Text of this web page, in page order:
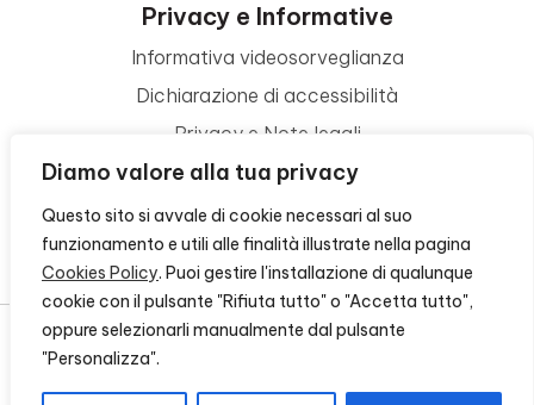
Diamo valore alla tua privacy
Questo sito si avvale di cookie necessari al suo
funzionamento e utili alle finalità illustrate nella pagina
Cookies Policy. Puoi gestire l'installazione di qualunque
cookie con il pulsante "Rifiuta tutto" o "Accetta tutto",
oppure selezionarli manualmente dal pulsante
"Personalizza".
Privacy e Informative
Informativa videosorveglianza
Dichiarazione di accessibilità
Privacy e Note legali
Termini di utilizzo
Cookie policy
Contattaci
CREDITS